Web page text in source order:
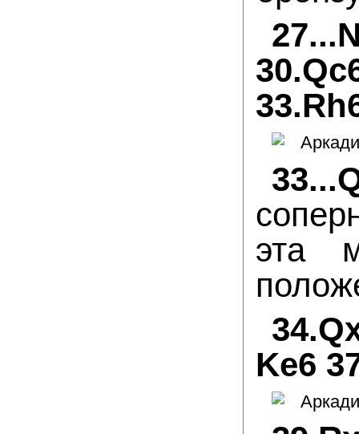
эта
Ke6